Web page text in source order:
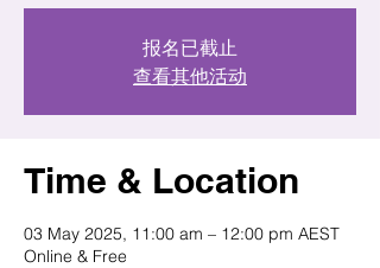
报名已截止
查看其他活动
Time & Location
03 May 2025, 11:00 am – 12:00 pm AEST
Online & Free